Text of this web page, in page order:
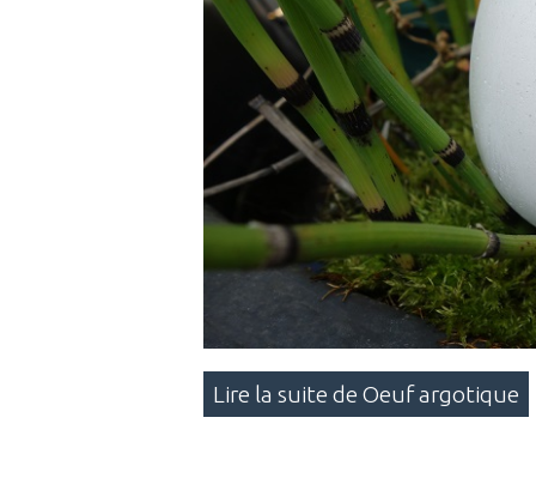
Lire la suite de Oeuf argotique